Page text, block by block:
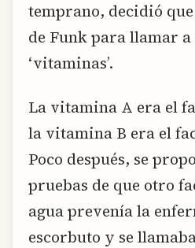
temprano, decidió
de Funk para llamar a
‘vitaminas’.
La vitamina A era el
la vitamina B era el
Poco después, se
pruebas de que otro
agua prevenía la
escorbuto y se